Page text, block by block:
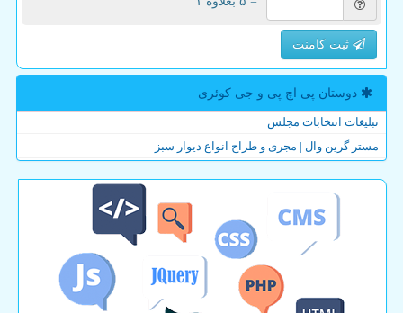
ثبت کامنت
دوستان پی اچ پی و جی كوئری
تبلیغات انتخابات مجلس
مستر گرین وال | مجری و طراح انواع دیوار سبز